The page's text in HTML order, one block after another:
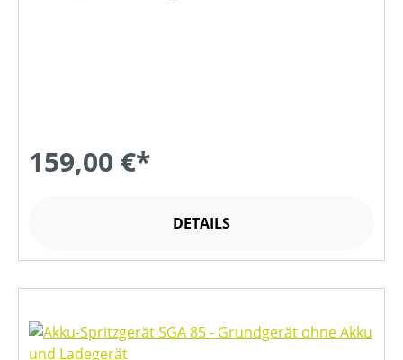
159,00 €*
DETAILS